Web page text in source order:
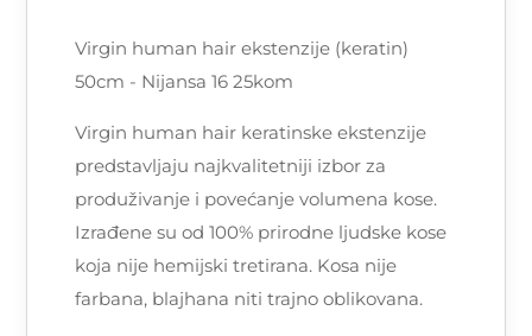
Virgin human hair ekstenzije (keratin)
50cm - Nijansa 16 25kom
Virgin human hair keratinske ekstenzije
predstavljaju najkvalitetniji izbor za
produživanje i povećanje volumena kose.
Izrađene su od 100% prirodne ljudske kose
koja nije hemijski tretirana. Kosa nije
farbana, blajhana niti trajno oblikovana.